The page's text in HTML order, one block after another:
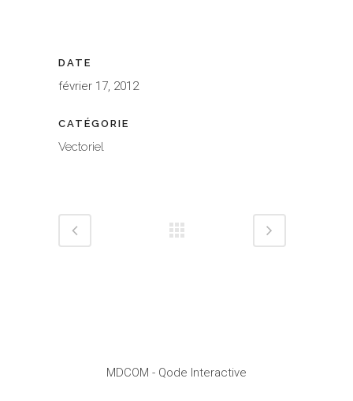
DATE
février 17, 2012
CATÉGORIE
Vectoriel
MDCOM - Qode Interactive